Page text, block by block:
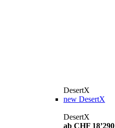
DesertX
new DesertX
DesertX
ab CHF 18’290